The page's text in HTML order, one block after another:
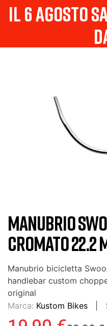
il 6 agosto
MANUBRIO
CROMATO 22.2
Manubrio bicicletta
handlebar custom
original
Marca: Kustom Bikes